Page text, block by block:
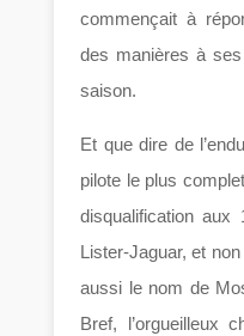
commençait à
des manières à
saison.
Et que dire de
pilote le plus
disqualification
Lister-Jaguar, et
aussi le nom de
Bref, l’orgueilleux